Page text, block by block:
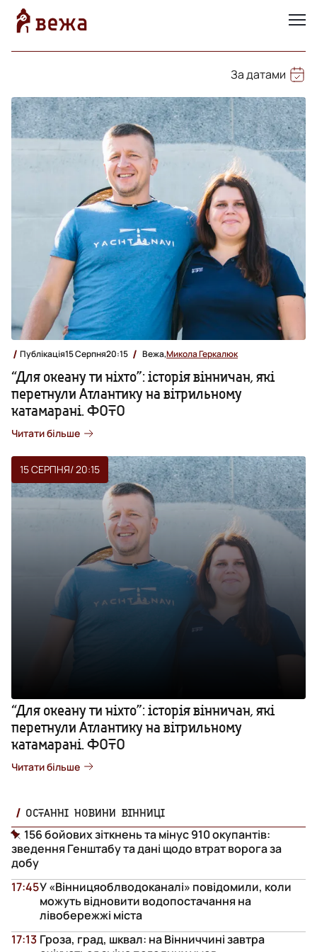
За датами
Публікація15 Серпня20:15 Вежа,Микола Геркалюк
“Для океану ти ніхто”: історія вінничан, які
перетнули Атлантику на вітрильному
катамарані. ФОТО
Читати більше
15 СЕРПНЯ/ 20:15
“Для океану ти ніхто”: історія вінничан, які
перетнули Атлантику на вітрильному
катамарані. ФОТО
Читати більше
ОСТАННІ НОВИНИ ВІННИЦІ
156 бойових зіткнень та мінус 910 окупантів:
зведення Генштабу та дані щодо втрат ворога за
добу
У «Вінницяоблводоканалі» повідомили, коли
можуть відновити водопостачання на
лівобережжі міста
17:45
Гроза, град, шквал: на Вінниччині завтра
17:13